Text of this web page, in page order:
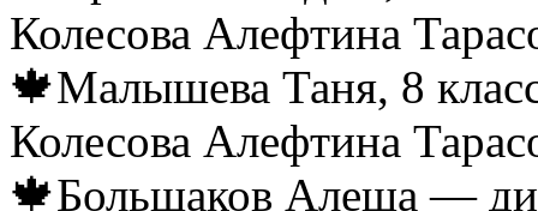
Колесова Алефтина
🍁Малышева Таня, 8
Колесова Алефтина
🍁Большаков Алеша —